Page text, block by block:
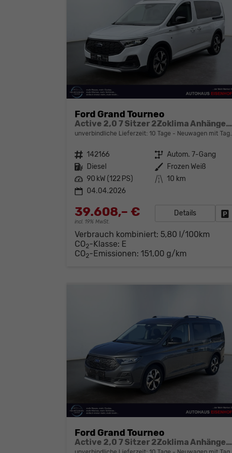
Ford Grand Tourneo
Active 2,0 7 Sitzer 2Zoklima Anhängerkupplung Panoramadach AGR Sitze Sitzheizung Einparkhilfe Kamera 17 Zoll Leichtmetall ACC
unverbindliche Lieferzeit: 10 Tage Neuwagen mit Tageszulassung
Fahrzeugnr. 142166 Getriebe Autom. 7-Gang
Kraftstoff Diesel Außenfarbe Frozen Weiß
Leistung 90 kW (122 PS) Kilometerstand 10 km
04.04.2026
39.608,– €
incl. 19% MwSt.
Details
Verbrauch kombiniert: 5,80 l/100km
CO2-Klasse: E
CO2-Emissionen: 151,00 g/km
Ford Grand Tourneo
Active 2,0 7 Sitzer 2Zoklima Anhängerkupplung Panoramadach AGR Sitze Sitzheizung Einparkhilfe Kamera 17 Zoll Leichtmetall ACC